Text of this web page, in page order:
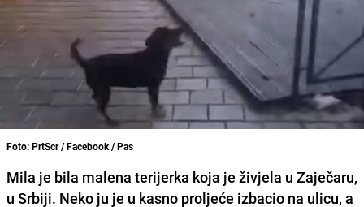
Foto: PrtScr / Facebook / Pas
Mila je bila malena terijerka koja je živjela u Zaječaru,
u Srbiji. Neko ju je u kasno proljeće izbacio na ulicu, a